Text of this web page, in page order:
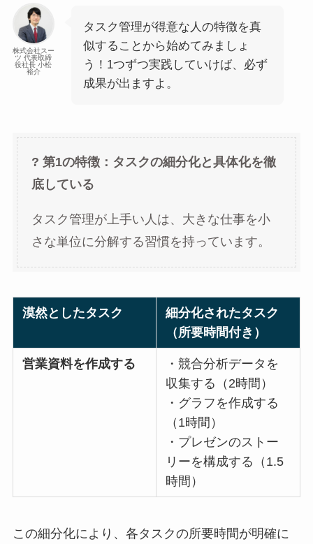
株式会社スー
ツ 代表取締
役社長 小松
裕介
タスク管理が得意な人の特徴を真
似することから始めてみましょ
う！1つずつ実践していけば、必ず
成果が出ますよ。
? 第1の特徴：タスクの細分化と具体化を徹
底している
タスク管理が上手い人は、大きな仕事を小
さな単位に分解する習慣を持っています。
漠然としたタスク
細分化されたタスク
（所要時間付き）
営業資料を作成する
・競合分析データを
収集する（2時間）
・グラフを作成する
（1時間）
・プレゼンのストー
リーを構成する（1.5
時間）
この細分化により、各タスクの所要時間が明確に